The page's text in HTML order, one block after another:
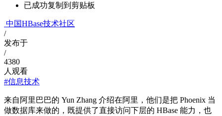
已成功复制到剪贴板
中国HBase技术社区
/
发布于
/
4380
人观看
#信息技术
来自阿里巴巴的 Yun Zhang 介绍在阿里，他们是把 Phoenix 当
做数据库来做的，既提供了直接访问下层的 HBase 能力，也